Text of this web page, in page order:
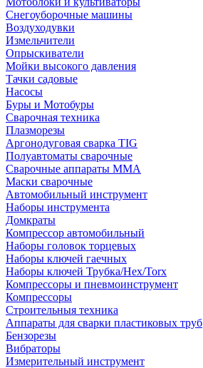
Снегоуборочные машины
Воздуходувки
Измельчители
Опрыскиватели
Мойки высокого давления
Тачки садовые
Насосы
Буры и Мотобуры
Сварочная техника
Плазморезы
Аргонодуговая сварка TIG
Полуавтоматы сварочные
Сварочные аппараты ММА
Маски сварочные
Автомобильный инструмент
Наборы инструмента
Домкраты
Компрессор автомобильный
Наборы головок торцевых
Наборы ключей гаечных
Наборы ключей Трубка/Hex/Torx
Компрессоры и пневмоинструмент
Компрессоры
Строительныя техника
Аппараты для сварки пластиковых труб
Бензорезы
Вибраторы
Измерительный инструмент